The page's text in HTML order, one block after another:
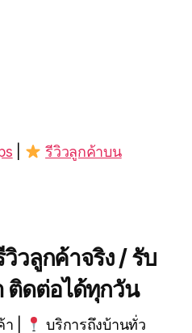
รีวิวลูกค้าบน
วลูกค้าจริง / รับ
ติดต่อได้ทุกวัน
|
บริการถึงบ้านทั่ว